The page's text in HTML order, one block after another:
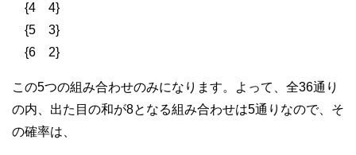
{4 4}
{5 3}
{6 2}
この5つの組み合わせのみになります。よって、全36通り
の内、出た目の和が8となる組み合わせは5通りなので、そ
の確率は、